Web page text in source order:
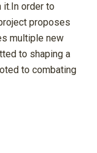
order to
proposes
multiple new
to shaping a
to combating